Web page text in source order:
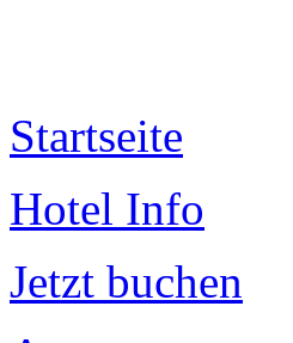
Startseite
Hotel Info
Jetzt buchen